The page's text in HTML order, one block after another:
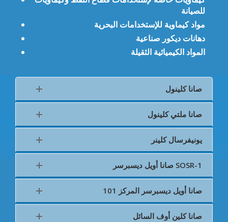
للصيانة
مواد كيماوية للإستخدامات البحرية
دهانات ديكور صناعية
المواد الكيميائية الثقيلة
صانا كلينول
صانا ملتي كلينول
يونيفرسال كلينر
صانا أويل ديسبرسر SOSR-1
صانا أويل ديسبرسر المركز 101
صانا كلين أوف السائل